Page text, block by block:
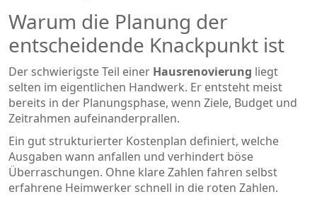
Warum die Planung der
entscheidende Knackpunkt ist
Der schwierigste Teil einer Hausrenovierung liegt
selten im eigentlichen Handwerk. Er entsteht meist
bereits in der Planungsphase, wenn Ziele, Budget und
Zeitrahmen aufeinanderprallen.
Ein gut strukturierter Kostenplan definiert, welche
Ausgaben wann anfallen und verhindert böse
Überraschungen. Ohne klare Zahlen fahren selbst
erfahrene Heimwerker schnell in die roten Zahlen.